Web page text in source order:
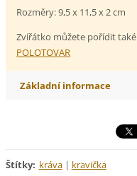
Rozměry: 9,5 x 11,5 x 2 cm
Zvířátko můžete pořídit také
POLOTOVAR
Základní informace
Štítky: kráva | kravička